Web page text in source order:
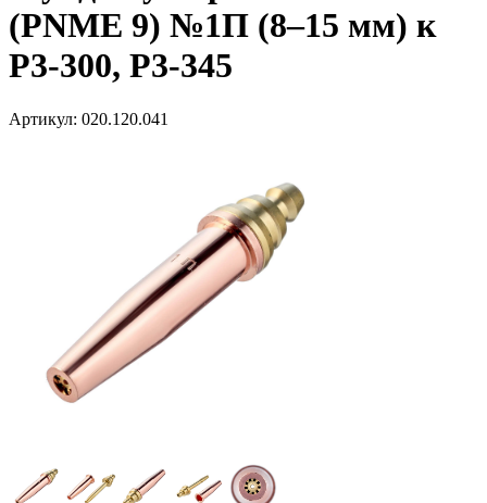
(PNME 9) №1П (8–15 мм) к
Р3-300, Р3-345
Артикул: 020.120.041